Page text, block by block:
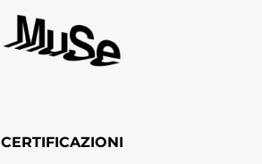
CERTIFICAZIONI